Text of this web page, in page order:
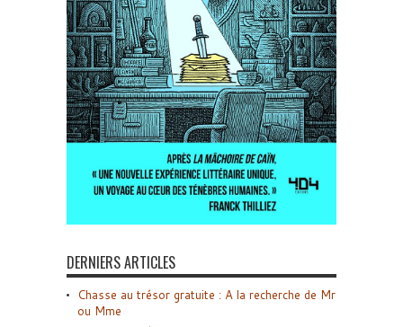
DERNIERS ARTICLES
Chasse au trésor gratuite : A la recherche de Mr
ou Mme